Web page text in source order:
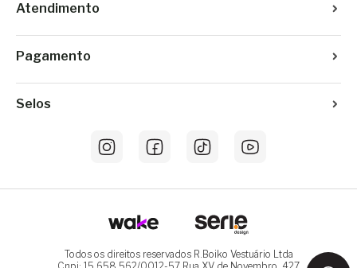
Atendimento
Pagamento
Selos
Todos os direitos reservados R.Boiko Vestuário Ltda